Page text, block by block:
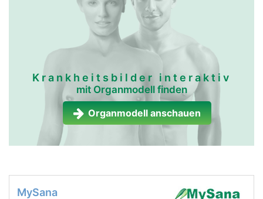
Krankheitsbilder interaktiv
mit Organmodell finden
Organmodell anschauen
MySana